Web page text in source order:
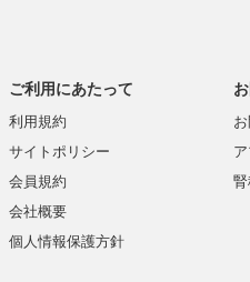
ご利用にあたって
利用規約
サイトポリシー
会員規約
会社概要
個人情報保護方針
腎